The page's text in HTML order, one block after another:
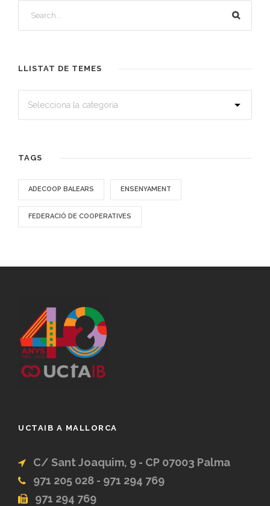
LLISTAT DE TEMES
TAGS
ADECOOP BALEARS ENSENYAMENT
FEDERACIÓ DE COOPERATIVES
UCTAIB A MALLORCA
C/ Sant Joaquim, 9 - CP 07003 Palma
971 205 028 - 971 294 769
971 294 769